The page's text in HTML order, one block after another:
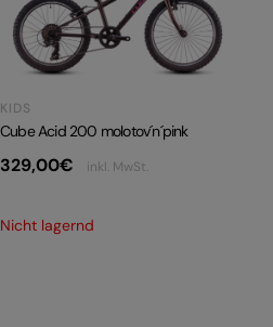
KIDS
Cube Acid 200 molotov´n´pink
329,00€ inkl. MwSt.
Nicht lagernd